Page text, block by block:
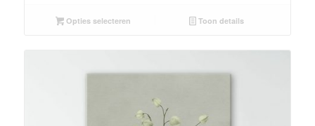
Opties selecteren Toon details